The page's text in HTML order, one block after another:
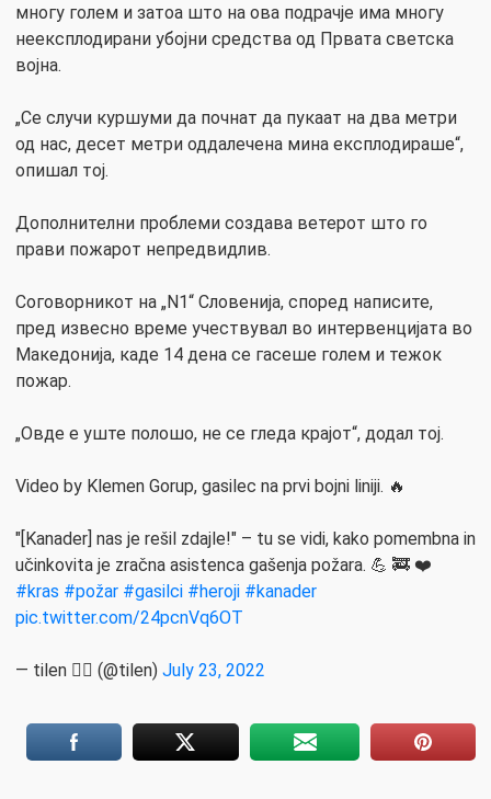
многу голем и затоа што на ова подрачје има многу
неексплодирани убојни средства од Првата светска
војна.
„Се случи куршуми да почнат да пукаат на два метри
од нас, десет метри оддалечена мина експлодираше“,
опишал тој.
Дополнителни проблеми создава ветерот што го
прави пожарот непредвидлив.
Соговорникот на „N1“ Словенија, според написите,
пред извесно време учествувал во интервенцијата во
Македонија, каде 14 дена се гасеше голем и тежок
пожар.
„Овде е уште полошо, не се гледа крајот“, додал тој.
Video by Klemen Gorup, gasilec na prvi bojni liniji. 🔥
"[Kanader] nas je rešil zdajle!" – tu se vidi, kako pomembna in
učinkovita je zračna asistenca gašenja požara. 💪 🚒 ❤️
#kras #požar #gasilci #heroji #kanader
pic.twitter.com/24pcnVq6OT
— tilen 🧟‍♂️ (@tilen) July 23, 2022